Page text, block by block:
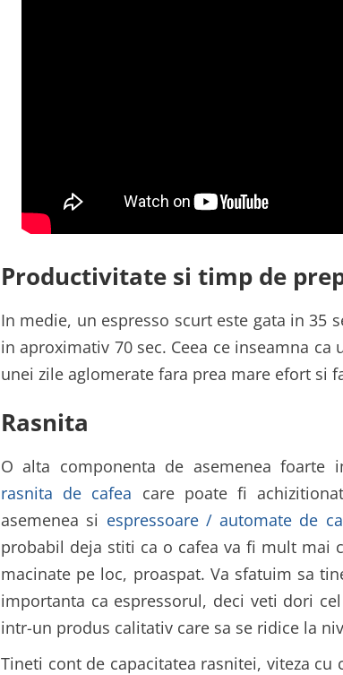
Productivitate si timp de
In medie, un espresso scurt este gata in 35
in aproximativ 70 sec. Ceea ce inseamna
unei zile aglomerate fara prea mare efort si
Rasnita
O alta componenta de asemenea foarte
rasnita de cafea care poate fi
asemenea si espressoare / automate de
probabil deja stiti ca o cafea va fi mult mai
macinate pe loc, proaspat. Va sfatuim sa
importanta ca espressorul, deci veti dori
intr-un produs calitativ care sa se ridice la
Tineti cont de capacitatea rasnitei, viteza